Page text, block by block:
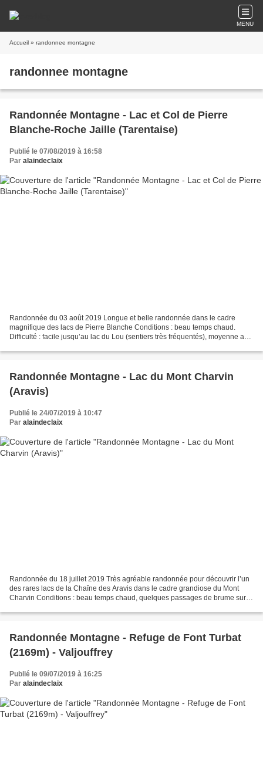
MENU
Accueil » randonnee montagne
randonnee montagne
Randonnée Montagne - Lac et Col de Pierre
Blanche-Roche Jaille (Tarentaise)
Publié le 07/08/2019 à 16:58
Par alaindeclaix
Randonnée du 03 août 2019 Longue et belle randonnée dans le cadre
magnifique des lacs de Pierre Blanche Conditions : beau temps chaud.
Difficulté : facile jusqu’au lac du Lou (sentiers très fréquentés), moyenne au-
Randonnée Montagne - Lac du Mont Charvin
(Aravis)
Publié le 24/07/2019 à 10:47
Par alaindeclaix
Randonnée du 18 juillet 2019 Très agréable randonnée pour découvrir l’un
des rares lacs de la Chaîne des Aravis dans le cadre grandiose du Mont
Charvin Conditions : beau temps chaud, quelques passages de brume sur
Randonnée Montagne - Refuge de Font Turbat
(2169m) - Valjouffrey
Publié le 09/07/2019 à 16:25
Par alaindeclaix